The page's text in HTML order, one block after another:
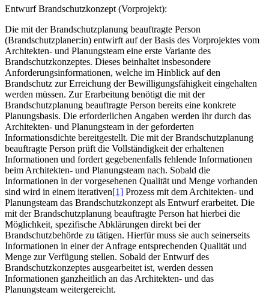
Entwurf Brandschutzkonzept (Vorprojekt):
Die mit der Brandschutzplanung beauftragte Person
(Brandschutzplaner:in) entwirft auf der Basis des Vorprojektes vom
Architekten- und Planungsteam eine erste Variante des
Brandschutzkonzeptes. Dieses beinhaltet insbesondere
Anforderungsinformationen, welche im Hinblick auf den
Brandschutz zur Erreichung der Bewilligungsfähigkeit eingehalten
werden müssen. Zur Erarbeitung benötigt die mit der
Brandschutzplanung beauftragte Person bereits eine konkrete
Planungsbasis. Die erforderlichen Angaben werden ihr durch das
Architekten- und Planungsteam in der geforderten
Informationsdichte bereitgestellt. Die mit der Brandschutzplanung
beauftragte Person prüft die Vollständigkeit der erhaltenen
Informationen und fordert gegebenenfalls fehlende Informationen
beim Architekten- und Planungsteam nach. Sobald die
Informationen in der vorgesehenen Qualität und Menge vorhanden
sind wird in einem iterativen[1] Prozess mit dem Architekten- und
Planungsteam das Brandschutzkonzept als Entwurf erarbeitet. Die
mit der Brandschutzplanung beauftragte Person hat hierbei die
Möglichkeit, spezifische Abklärungen direkt bei der
Brandschutzbehörde zu tätigen. Hierfür muss sie auch seinerseits
Informationen in einer der Anfrage entsprechenden Qualität und
Menge zur Verfügung stellen. Sobald der Entwurf des
Brandschutzkonzeptes ausgearbeitet ist, werden dessen
Informationen ganzheitlich an das Architekten- und das
Planungsteam weitergereicht.